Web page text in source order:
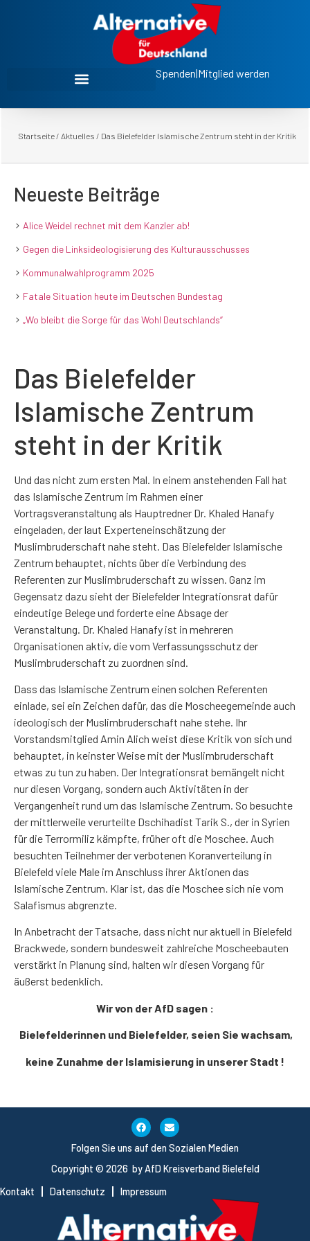
Spenden|Mitglied werden
Startseite / Aktuelles / Das Bielefelder Islamische Zentrum steht in der Kritik
Neueste Beiträge
Alice Weidel rechnet mit dem Kanzler ab!
Gegen die Linksideologisierung des Kulturausschusses
Kommunalwahlprogramm 2025
Fatale Situation heute im Deutschen Bundestag
„Wo bleibt die Sorge für das Wohl Deutschlands“
Das Bielefelder
Islamische Zentrum
steht in der Kritik
Und das nicht zum ersten Mal. In einem anstehenden Fall hat
das Islamische Zentrum im Rahmen einer
Vortragsveranstaltung als Hauptredner Dr. Khaled Hanafy
eingeladen, der laut Experteneinschätzung der
Muslimbruderschaft nahe steht. Das Bielefelder Islamische
Zentrum behauptet, nichts über die Verbindung des
Referenten zur Muslimbruderschaft zu wissen. Ganz im
Gegensatz dazu sieht der Bielefelder Integrationsrat dafür
eindeutige Belege und forderte eine Absage der
Veranstaltung. Dr. Khaled Hanafy ist in mehreren
Organisationen aktiv, die vom Verfassungsschutz der
Muslimbruderschaft zu zuordnen sind.
Dass das Islamische Zentrum einen solchen Referenten
einlade, sei ein Zeichen dafür, das die Moscheegemeinde auch
ideologisch der Muslimbruderschaft nahe stehe. Ihr
Vorstandsmitglied Amin Alich weist diese Kritik von sich und
behauptet, in keinster Weise mit der Muslimbruderschaft
etwas zu tun zu haben. Der Integrationsrat bemängelt nicht
nur diesen Vorgang, sondern auch Aktivitäten in der
Vergangenheit rund um das Islamische Zentrum. So besuchte
der mittlerweile verurteilte Dschihadist Tarik S., der in Syrien
für die Terrormiliz kämpfte, früher oft die Moschee. Auch
besuchten Teilnehmer der verbotenen Koranverteilung in
Bielefeld viele Male im Anschluss ihrer Aktionen das
Islamische Zentrum. Klar ist, das die Moschee sich nie vom
Salafismus abgrenzte.
In Anbetracht der Tatsache, dass nicht nur aktuell in Bielefeld
Brackwede, sondern bundesweit zahlreiche Moscheebauten
verstärkt in Planung sind, halten wir diesen Vorgang für
äußerst bedenklich.
Wir von der AfD sagen :
Bielefelderinnen und Bielefelder, seien Sie wachsam,
keine Zunahme der Islamisierung in unserer Stadt !
Copyright © 2026 by AfD Kreisverband Bielefeld
Kontakt
Datenschutz Impressum
Folgen Sie uns auf den Sozialen Medien